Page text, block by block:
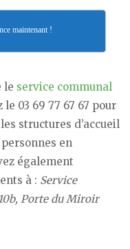
maintenant !
le service communal
le 03 69 77 67 67 pour
structures d’accueil
en
également
à : Service
Porte du Miroir